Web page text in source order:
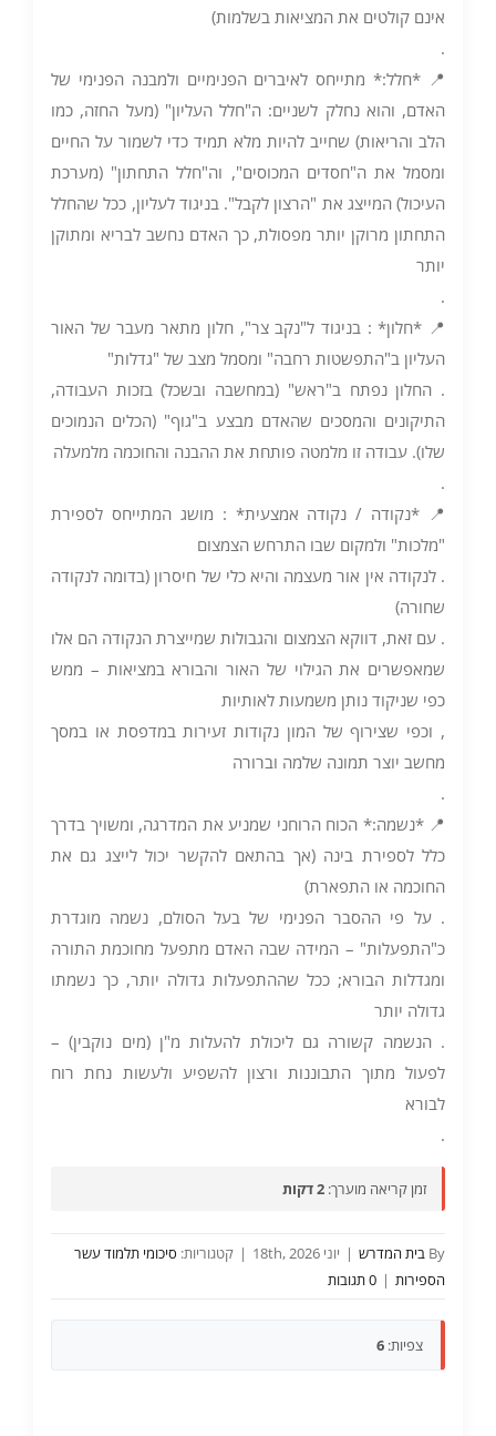
אינם קולטים את המציאות בשלמות)
.
📍 *חלל:* מתייחס לאיברים הפנימיים ולמבנה הפנימי של
האדם, והוא נחלק לשניים: ה"חלל העליון" (מעל החזה, כמו
הלב והריאות) שחייב להיות מלא תמיד כדי לשמור על החיים
ומסמל את ה"חסדים המכוסים", וה"חלל התחתון" (מערכת
העיכול) המייצג את "הרצון לקבל". בניגוד לעליון, ככל שהחלל
התחתון מרוקן יותר מפסולת, כך האדם נחשב לבריא ומתוקן
יותר
.
📍 *חלון* : בניגוד ל"נקב צר", חלון מתאר מעבר של האור
העליון ב"התפשטות רחבה" ומסמל מצב של "גדלות"
. החלון נפתח ב"ראש" (במחשבה ובשכל) בזכות העבודה,
התיקונים והמסכים שהאדם מבצע ב"גוף" (הכלים הנמוכים
שלו). עבודה זו מלמטה פותחת את ההבנה והחוכמה מלמעלה
.
📍 *נקודה / נקודה אמצעית* : מושג המתייחס לספירת
"מלכות" ולמקום שבו התרחש הצמצום
. לנקודה אין אור מעצמה והיא כלי של חיסרון (בדומה לנקודה
שחורה)
. עם זאת, דווקא הצמצום והגבולות שמייצרת הנקודה הם אלו
שמאפשרים את הגילוי של האור והבורא במציאות – ממש
כפי שניקוד נותן משמעות לאותיות
, וכפי שצירוף של המון נקודות זעירות במדפסת או במסך
מחשב יוצר תמונה שלמה וברורה
.
📍 *נשמה:* הכוח הרוחני שמניע את המדרגה, ומשויך בדרך
כלל לספירת בינה (אך בהתאם להקשר יכול לייצג גם את
החוכמה או התפארת)
. על פי ההסבר הפנימי של בעל הסולם, נשמה מוגדרת
כ"התפעלות" – המידה שבה האדם מתפעל מחוכמת התורה
ומגדלות הבורא; ככל שההתפעלות גדולה יותר, כך נשמתו
גדולה יותר
. הנשמה קשורה גם ליכולת להעלות מ"ן (מים נוקבין) –
לפעול מתוך התבוננות ורצון להשפיע ולעשות נחת רוח
לבורא
.
זמן קריאה מוערך: 2 דקות
By בית המדרש | יוני 18th, 2026 | קטגוריות: סיכומי תלמוד עשר
הספירות | 0 תגובות
צפיות: 6